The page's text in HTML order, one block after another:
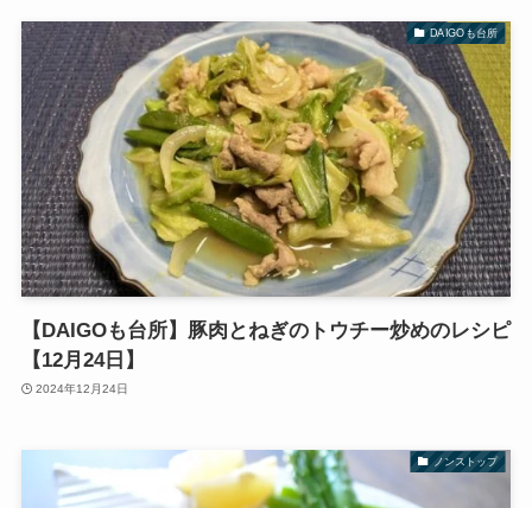
DAIGOも台所
【DAIGOも台所】豚肉とねぎのトウチー炒めのレシピ
【12月24日】
2024年12月24日
ノンストップ